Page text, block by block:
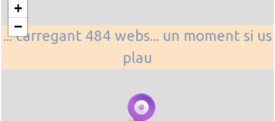
... carregant 484 webs... un moment si us
plau
+
−